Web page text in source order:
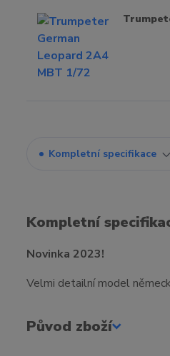
Kompletní specifikace
Kompletní
Novinka 2023!
Velmi detailní model
Původ zboží